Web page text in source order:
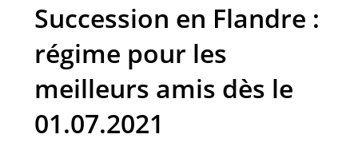
Succession en Flandre :
régime pour les
meilleurs amis dès le
01.07.2021